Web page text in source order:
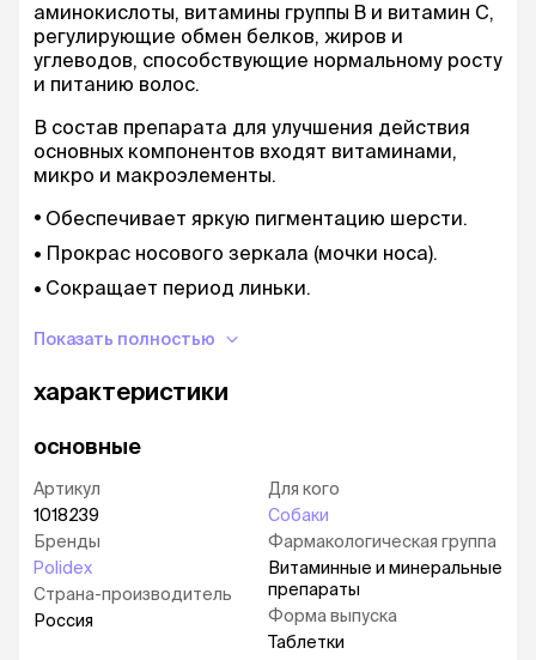
аминокислоты, витамины группы B и витамин С,
регулирующие обмен белков, жиров и
углеводов, способствующие нормальному росту
и питанию волос.
В состав препарата для улучшения действия
основных компонентов входят витаминами,
микро и макроэлементы.
Обеспечивает яркую пигментацию шерсти.
Прокрас носового зеркала (мочки носа).
Сокращает период линьки.
неполноценную линьку.
Предотвращает патологические линьки и
образования алопеций.
Способствует увеличению количества шерсти
роста шерсти).
Эффективен при комплексоном лечении
заболеваний, связанных с поражением кожи и
шерсти (дерматиты любой этиологии, в том
числе вызванный паразитами).
Улучшает общее состояние кожи, шерсти,
Показать полностью
характеристики
основные
Артикул
1018239
Бренды
Polidex
Страна-производитель
Россия
Для кого
Собаки
Фармакологическая группа
Витаминные и минеральные
препараты
Форма выпуска
Таблетки